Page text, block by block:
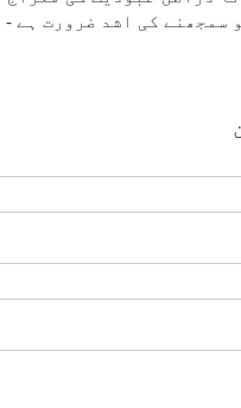
سمجھنے كی اشد ضرورت ہے -